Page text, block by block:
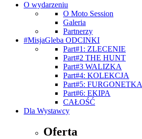
O wydarzeniu
O Moto Session
Galeria
Partnerzy
#MisjaGleba ODCINKI
Part#1: ZLECENIE
Part#2 THE HUNT
Part#3 WALIZKA
Part#4: KOLEKCJA
Part#5: FURGONETKA
Part#6: EKIPA
CAŁOŚĆ
Dla Wystawcy
Oferta